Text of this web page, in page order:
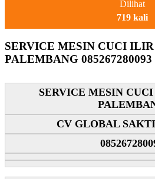
Dilihat
719 kali
SERVICE MESIN CUCI
PALEMBANG 085267280093
SERVICE MESIN
CV GLOBAL